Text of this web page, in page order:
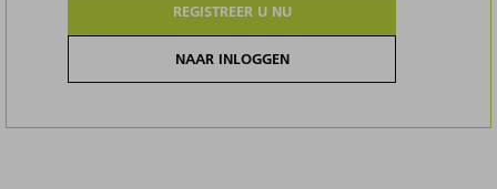
REGISTREER U NU
NAAR INLOGGEN